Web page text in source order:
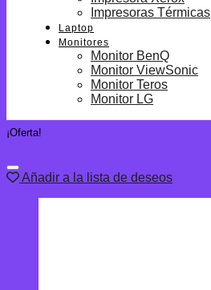
Impresoras Térmicas
Laptop
Monitores
Monitor BenQ
Monitor ViewSonic
Monitor Teros
Monitor LG
¡Oferta!
Añadir a la lista de deseos